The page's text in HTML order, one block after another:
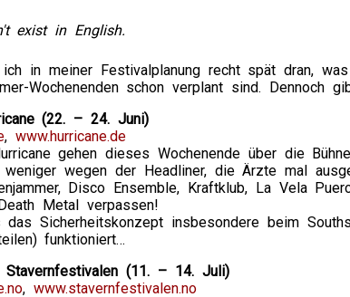
exist in English.
in meiner Festivalplanung recht spät dran,
Wochenenden schon verplant sind.
(22. – 24. Juni)
, www.hurricane.de
gehen dieses Wochenende über die
wegen der Headliner, die Ärzte mal
Disco Ensemble, Kraftklub, La Vela
Metal verpassen!
Sicherheitskonzept insbesondere beim
funktioniert…
(11. – 14. Juli)
, www.stavernfestivalen.no